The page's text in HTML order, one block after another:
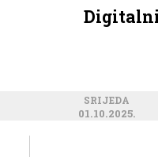
SRIJEDA
01.10.2025.